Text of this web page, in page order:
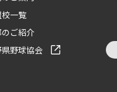
一覧
ご紹介
野球協会